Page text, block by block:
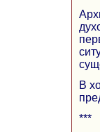
В
***